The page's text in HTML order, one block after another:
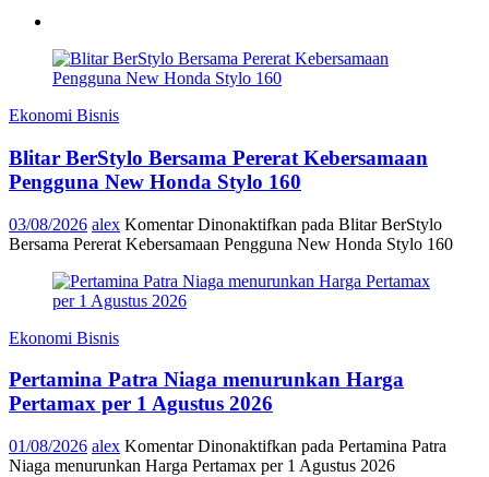
Ekonomi Bisnis
Blitar BerStylo Bersama Pererat Kebersamaan
Pengguna New Honda Stylo 160
03/08/2026 alex Komentar Dinonaktifkan pada Blitar BerStylo
Bersama Pererat Kebersamaan Pengguna New Honda Stylo 160
Ekonomi Bisnis
Pertamina Patra Niaga menurunkan Harga
Pertamax per 1 Agustus 2026
01/08/2026 alex Komentar Dinonaktifkan pada Pertamina Patra
Niaga menurunkan Harga Pertamax per 1 Agustus 2026